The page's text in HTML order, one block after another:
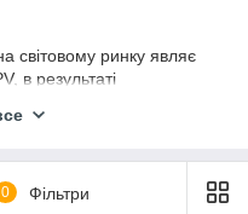
світовому ринку являє
в результаті
сонячної енергетики,
- основа інноваційних
і обслуговування), компанія
0 Фільтри